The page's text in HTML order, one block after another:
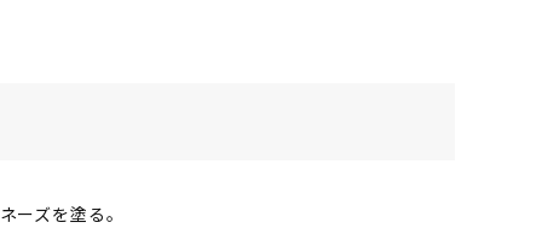
ーズを塗る。